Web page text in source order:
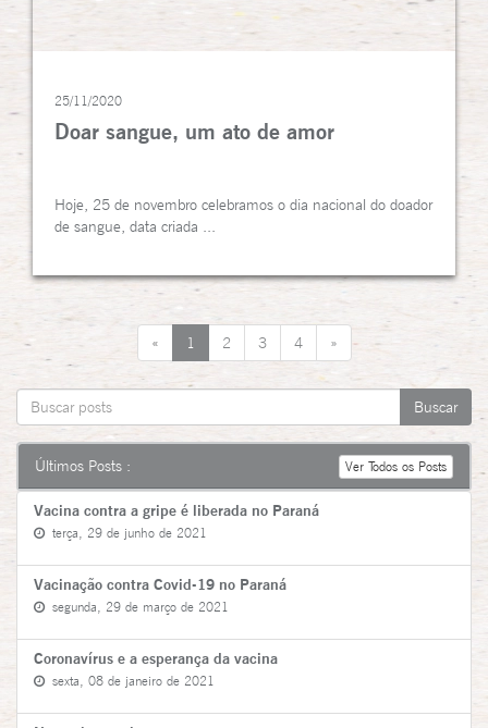
25/11/2020
Doar sangue, um ato de amor
Hoje, 25 de novembro celebramos o dia nacional do doador
de sangue, data criada ...
« 1 2 3 4 »
Últimos Posts : Ver Todos os Posts
Vacina contra a gripe é liberada no Paraná
terça, 29 de junho de 2021
Vacinação contra Covid-19 no Paraná
segunda, 29 de março de 2021
Coronavírus e a esperança da vacina
sexta, 08 de janeiro de 2021